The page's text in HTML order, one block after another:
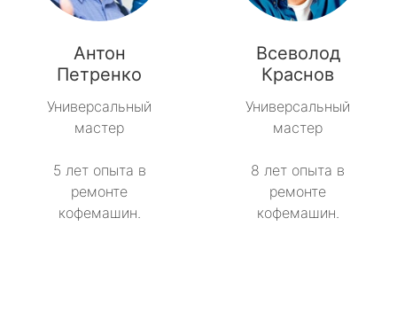
Антон
Петренко
Универсальный
мастер
5 лет опыта в
ремонте
кофемашин.
Всеволод
Краснов
Универсальный
мастер
8 лет опыта в
ремонте
кофемашин.